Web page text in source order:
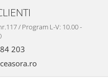
/ Program L-V: 10.00 -
203